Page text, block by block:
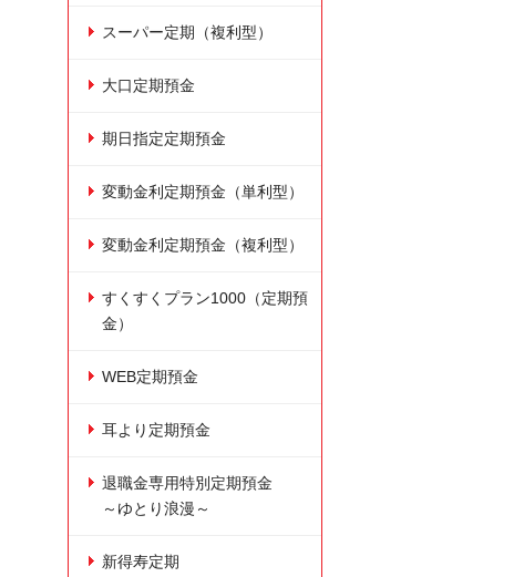
スーパー定期（複利型）
大口定期預金
期日指定定期預金
変動金利定期預金（単利型）
変動金利定期預金（複利型）
すくすくプラン1000（定期預
金）
WEB定期預金
耳より定期預金
退職金専用特別定期預金
～ゆとり浪漫～
新得寿定期